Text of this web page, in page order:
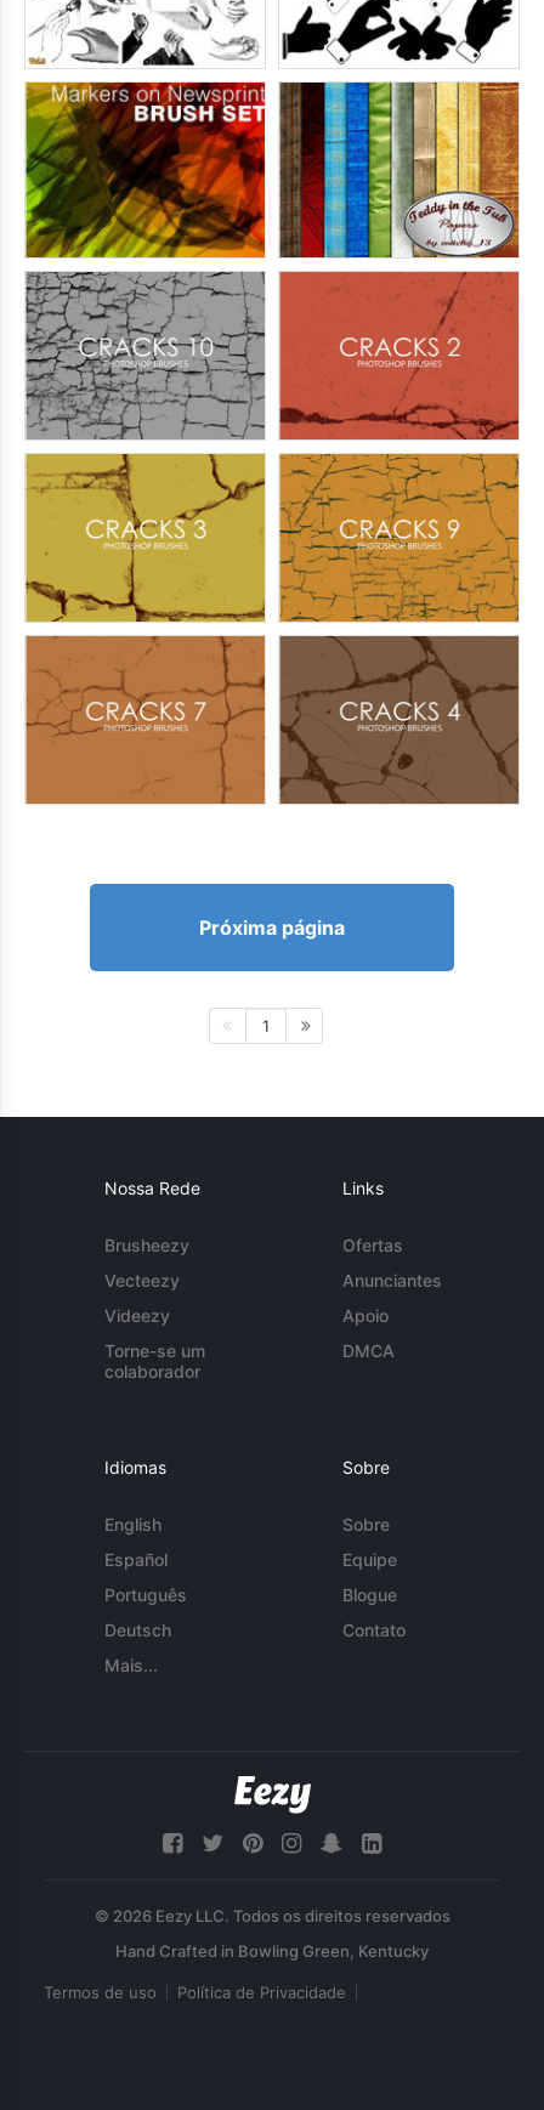
Próxima página
1
Nossa Rede
Brusheezy
Vecteezy
Videezy
Torne-se um
colaborador
Links
Ofertas
Anunciantes
Apoio
DMCA
Idiomas
English
Español
Português
Deutsch
Mais...
Sobre
Sobre
Equipe
Blogue
Contato
© 2026 Eezy LLC. Todos os direitos reservados
Termos de uso Política de Privacidade